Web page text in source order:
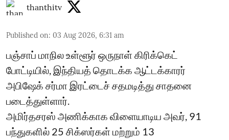
thanthitv
Published on: 03 Aug 2026, 6:31 am
பஞ்சாப் மாநில உள்ளூர் ஒருநாள் கிரிக்கெட்
போட்டியில், இந்தியத் தொடக்க ஆட்டக்காரர்
அபிஷேக் சர்மா இரட்டைச் சதமடித்து சாதனை
படைத்துள்ளார்.
அமிர்தசரஸ் அணிக்காக விளையாடிய அவர், 91
பந்துகளில் 25 சிக்ஸர்கள் மற்றும் 13